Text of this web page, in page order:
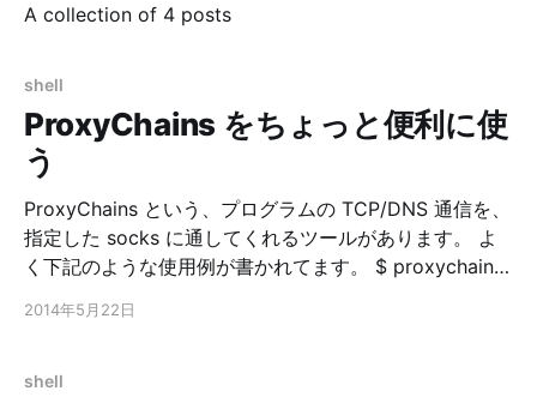
A collection of 4 posts
shell
ProxyChains をちょっと便利に使
う
ProxyChains という、プログラムの TCP/DNS 通信を、
指定した socks に通してくれるツールがあります。 よ
く下記のような使用例が書かれてます。 $ proxychains
proxychains curl http://example.com/ これ、
ないかと思ってやってみました。 $ tor & $
2014年5月22日
shell